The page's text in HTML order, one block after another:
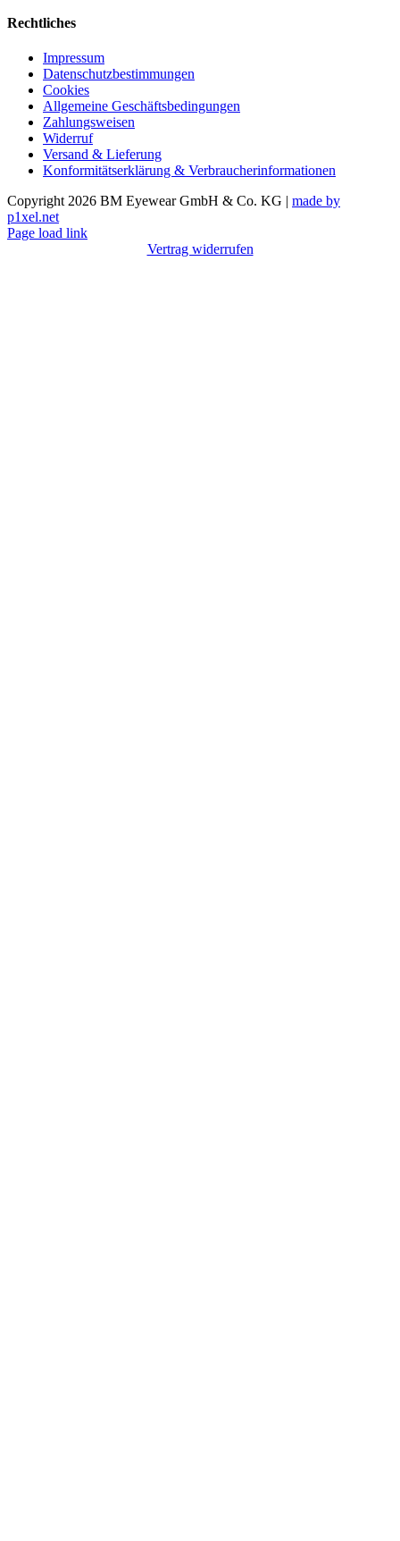
Rechtliches
Impressum
Datenschutzbestimmungen
Cookies
Allgemeine Geschäftsbedingungen
Zahlungsweisen
Widerruf
Versand & Lieferung
Konformitätserklärung & Verbraucherinformationen
Copyright 2026 BM Eyewear GmbH & Co. KG | made by
p1xel.net
Page load link
Vertrag widerrufen